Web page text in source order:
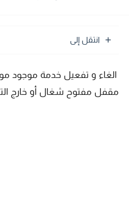
انتقل إلى
الغاء و تفعيل خدمة موجود
مقفل مفتوح شغال أو خارج